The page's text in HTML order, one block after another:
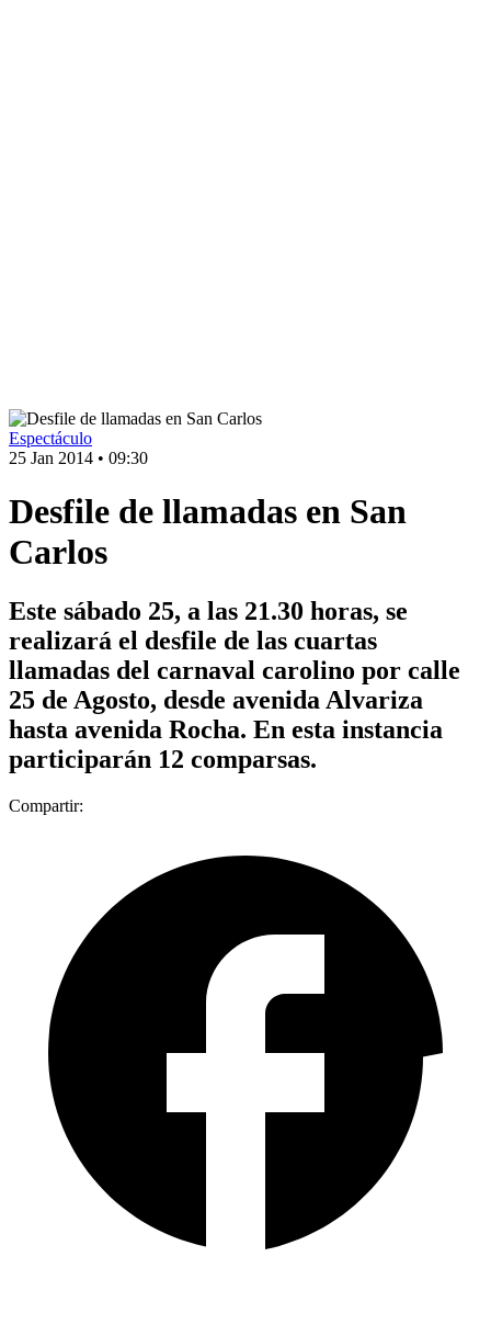
Espectáculo
25 Jan 2014 • 09:30
Desfile de llamadas en San
Carlos
Este sábado 25, a las 21.30 horas, se
realizará el desfile de las cuartas
llamadas del carnaval carolino por calle
25 de Agosto, desde avenida Alvariza
hasta avenida Rocha. En esta instancia
participarán 12 comparsas.
Compartir: